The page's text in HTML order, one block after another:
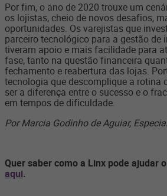
Por fim, o ano de 2020 trouxe um
os lojistas, cheio de novos desafios,
oportunidades. Os varejistas que
parceiro tecnológico para a gestão de
tiveram apoio e mais facilidade para
fase, tanto na questão financeira
fechamento e reabertura das lojas.
tecnologia que descomplique a rotina
ser a diferença entre o sucesso e o
em tempos de dificuldade.
Por Marcia Godinho de Aguiar,
Quer saber como a Linx pode ajudar
aqui.